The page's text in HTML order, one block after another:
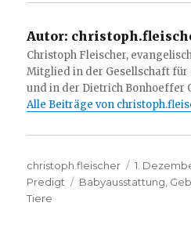
Autor:
Christoph Fleischer,
Mitglied in der Gesellschaft für
und in der Dietrich Bonhoeffer
Alle Beiträge von
Autor
christoph.fleischer
am
1.
Predigt
Schlagwörter
Babyausstattung
Tiere